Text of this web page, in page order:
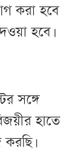
করা হবে
হবে।
সঙ্গে
হাতে